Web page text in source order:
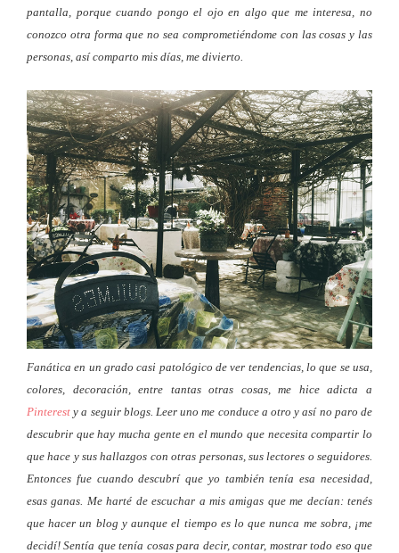
pantalla, porque cuando pongo el ojo en algo que me interesa, no
conozco otra forma que no sea comprometiéndome con las cosas y las
personas, así comparto mis días, me divierto.
Fanática en un grado casi patológico de ver tendencias, lo que se usa,
colores, decoración, entre tantas otras cosas, me hice adicta a
Pinterest y a seguir blogs. Leer uno me conduce a otro y así no paro de
descubrir que hay mucha gente en el mundo que necesita compartir lo
que hace y sus hallazgos con otras personas, sus lectores o seguidores.
Entonces fue cuando descubrí que yo también tenía esa necesidad,
esas ganas. Me harté de escuchar a mis amigas que me decían: tenés
que hacer un blog y aunque el tiempo es lo que nunca me sobra, ¡me
decidí! Sentía que tenía cosas para decir, contar, mostrar todo eso que